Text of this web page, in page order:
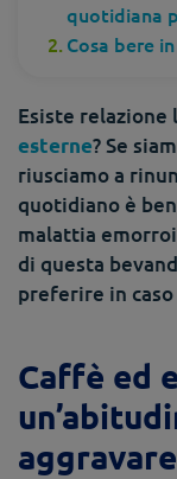
quotidiana
Cosa bere
Esiste relazione
esterne? Se
riusciamo a
quotidiano è
malattia
di questa
preferire in
Caffè ed